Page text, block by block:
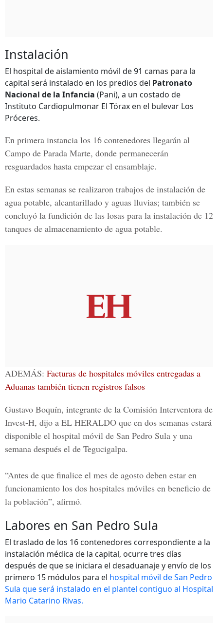
Instalación
El hospital de aislamiento móvil de 91 camas para la
capital será instalado en los predios del Patronato
Nacional de la Infancia (Pani), a un costado de
Instituto Cardiopulmonar El Tórax en el bulevar Los
Próceres.
En primera instancia los 16 contenedores llegarán al
Campo de Parada Marte, donde permanecerán
resguardados hasta empezar el ensamblaje.
En estas semanas se realizaron trabajos de instalación de
agua potable, alcantarillado y aguas lluvias; también se
concluyó la fundición de las losas para la instalación de 12
tanques de almacenamiento de agua potable.
ADEMÁS: Facturas de hospitales móviles entregadas a
Aduanas también tienen registros falsos
Gustavo Boquín, integrante de la Comisión Interventora de
Invest-H, dijo a EL HERALDO que en dos semanas estará
disponible el hospital móvil de San Pedro Sula y una
semana después el de Tegucigalpa.
“Antes de que finalice el mes de agosto deben estar en
funcionamiento los dos hospitales móviles en beneficio de
la población”, afirmó.
Labores en San Pedro Sula
El traslado de los 16 contenedores correspondiente a la
instalación médica de la capital, ocurre tres días
después de que se iniciara el desaduanaje y envío de los
primero 15 módulos para el hospital móvil de San Pedro
Sula que será instalado en el plantel contiguo al Hospital
Mario Catarino Rivas.